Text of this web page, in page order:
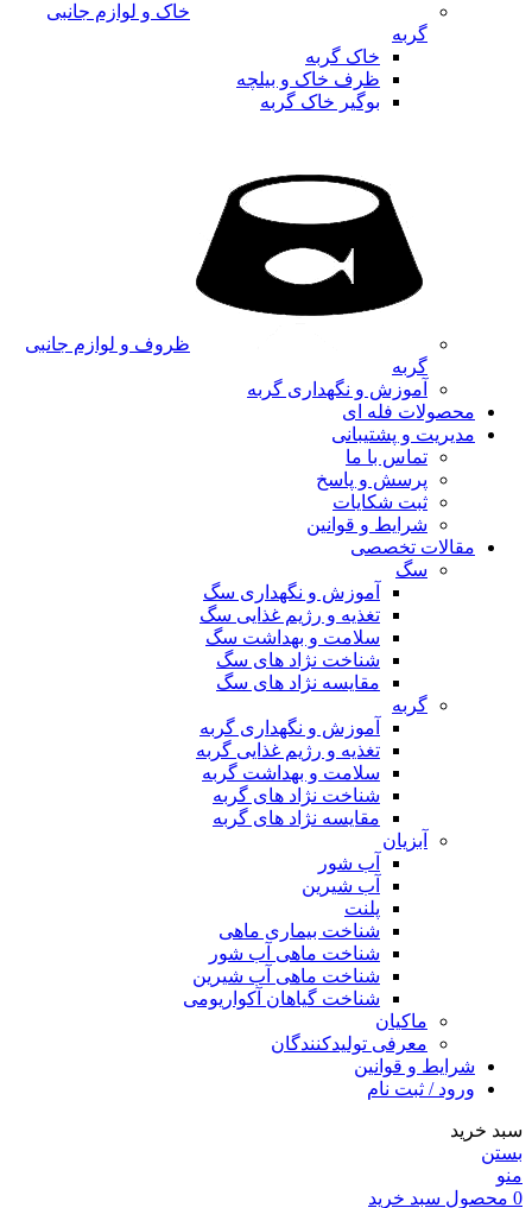
خاک و لوازم جانبی
گربه
خاک گربه
ظرف خاک و بیلچه
بوگیر خاک گربه
ظروف و لوازم جانبی
گربه
آموزش و نگهداری گربه
محصولات فله ای
مدیریت و پشتیبانی
تماس با ما
پرسش و پاسخ
ثبت شکایات
شرایط و قوانین
مقالات تخصصی
سگ
آموزش و نگهداری سگ
تغذیه و رژیم غذایی سگ
سلامت و بهداشت سگ
شناخت نژاد های سگ
مقایسه نژاد های سگ
گربه
آموزش و نگهداری گربه
تغذیه و رژیم غذایی گربه
سلامت و بهداشت گربه
شناخت نژاد های گربه
مقایسه نژاد های گربه
آبزیان
آب شور
آب شیرین
پلنت
شناخت بیماری ماهی
شناخت ماهی آب شور
شناخت ماهی آب شیرین
شناخت گیاهان آکواریومی
ماکیان
معرفی تولیدکنندگان
شرایط و قوانین
ورود / ثبت نام
سبد خرید
بستن
منو
0 محصول سبد خرید